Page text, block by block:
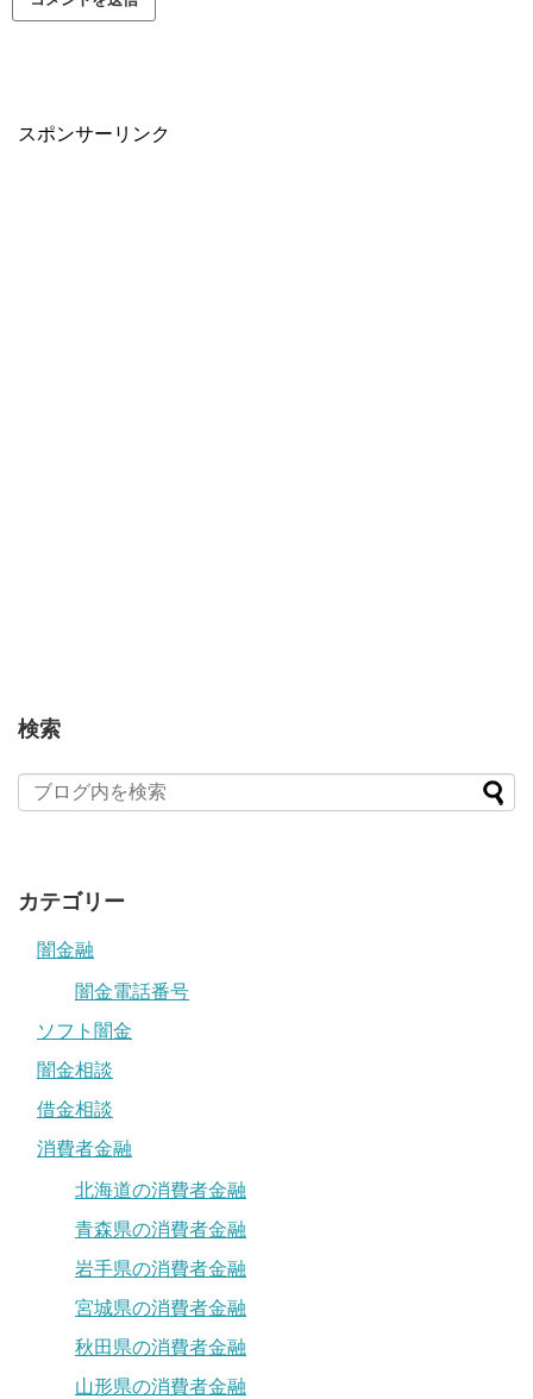
スポンサーリンク
検索
カテゴリー
闇金融
闇金電話番号
ソフト闇金
闇金相談
借金相談
消費者金融
北海道の消費者金融
青森県の消費者金融
岩手県の消費者金融
宮城県の消費者金融
秋田県の消費者金融
山形県の消費者金融